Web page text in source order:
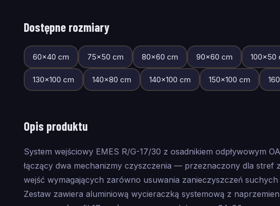
Dostępne rozmiary
60×40 cm 75×50 cm 80×60 cm 90×60 cm 100×50
130×100 cm 140×80 cm 140×100 cm 150×100 cm 160
Opis produktu
System wejściowy EMES R/G-17/30 z osadnikiem odpływowym
łączący dwa mechanizmy czyszczenia — przeznaczony dla
wejść wymagających zarówno usuwania zanieczyszczeń
Zestaw zawiera aluminiową wycieraczką systemową z